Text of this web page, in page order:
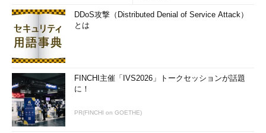
DDoS攻撃（Distributed Denial of Service Attack）
とは
FINCHI主催「IVS2026」トークセッションが話題
に！
PR(FINCHI on GOETHE)